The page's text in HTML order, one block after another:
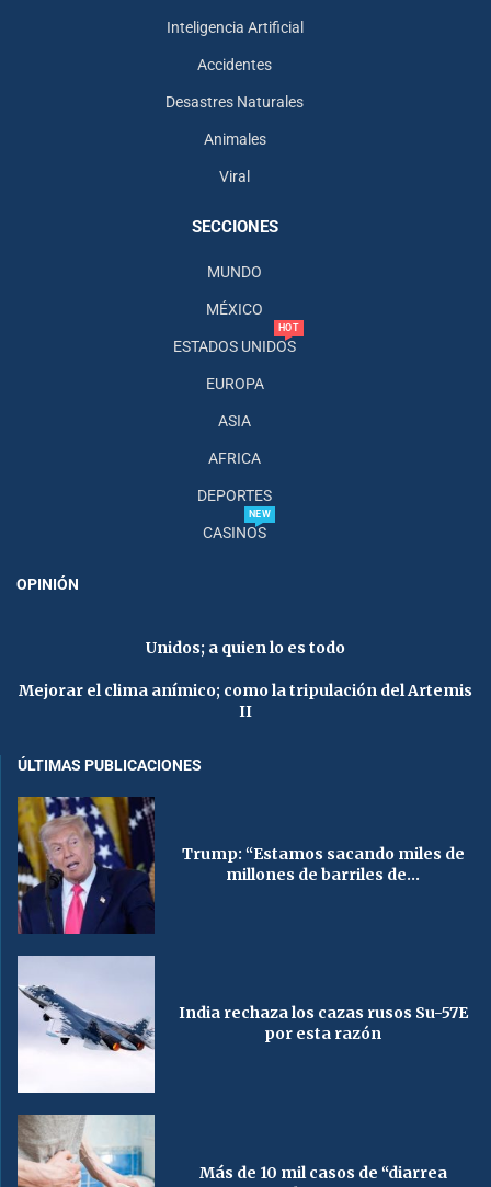
Inteligencia Artificial
Accidentes
Desastres Naturales
Animales
Viral
SECCIONES
MUNDO
MÉXICO
ESTADOS UNIDOS
HOT
EUROPA
ASIA
AFRICA
DEPORTES
CASINOS
NEW
OPINIÓN
Unidos; a quien lo es todo
Mejorar el clima anímico; como la tripulación del Artemis
II
ÚLTIMAS PUBLICACIONES
Trump: “Estamos sacando miles de
millones de barriles de...
India rechaza los cazas rusos Su-57E
por esta razón
Más de 10 mil casos de “diarrea